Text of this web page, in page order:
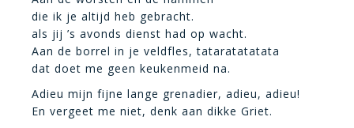
die ik je altijd heb gebracht.
als jij ’s avonds dienst had op wacht.
Aan de borrel in je veldfles, tataratatatata
dat doet me geen keukenmeid na.
Adieu mijn fijne lange grenadier, adieu, adieu!
En vergeet me niet, denk aan dikke Griet.